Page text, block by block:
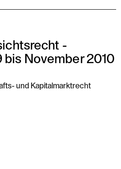
-
November 2010
und Kapitalmarktrecht